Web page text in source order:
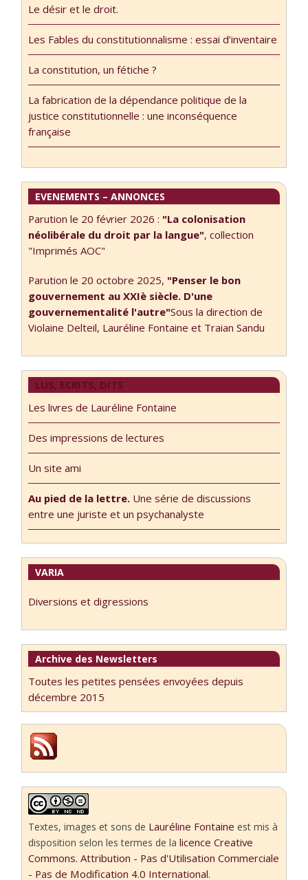
Le désir et le droit.
Les Fables du constitutionnalisme : essai d’inventaire
La constitution, un fétiche ?
La fabrication de la dépendance politique de la
justice constitutionnelle : une inconséquence
française
EVENEMENTS – ANNONCES
Parution le 20 février 2026 : "La colonisation
néolibérale du droit par la langue", collection
"Imprimés AOC"
Parution le 20 octobre 2025, "Penser le bon
gouvernement au XXIè siècle. D'une
gouvernementalité l'autre"Sous la direction de
Violaine Delteil, Lauréline Fontaine et Traian Sandu
LUS, ECRITS, DITS
Les livres de Lauréline Fontaine
Des impressions de lectures
Un site ami
Au pied de la lettre. Une série de discussions
entre une juriste et un psychanalyste
VARIA
Diversions et digressions
Archive des Newsletters
Toutes les petites pensées envoyées depuis
décembre 2015
Textes, images et sons de Lauréline Fontaine est mis à
disposition selon les termes de lalicence Creative
Commons. Attribution - Pas d'Utilisation Commerciale
- Pas de Modification 4.0 International.